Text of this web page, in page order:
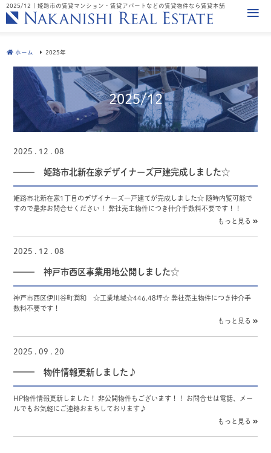
2025/12 | 姫路市の賃貸マンション・賃貸アパートなどの賃貸物件なら賃貸本舗
ホーム 2025年
2025/12
2025 . 12 . 08
姫路市北新在家デザイナーズ戸建完成しました☆
姫路市北新在家1丁目のデザイナーズ一戸建てが完成しました☆ 随時内覧可能で
すので是非お問合せください！ 弊社売主物件につき仲介手数料不要です！！
もっと見る
2025 . 12 . 08
神戸市西区事業用地公開しました☆
神戸市西区伊川谷町潤和 ☆工業地域☆446.48坪☆ 弊社売主物件につき仲介手
数料不要です！
もっと見る
2025 . 09 . 20
物件情報更新しました♪
HP物件情報更新しました！ 非公開物件もございます！！ お問合せは電話、メー
ルでもお気軽にご連絡おまちしております♪
もっと見る